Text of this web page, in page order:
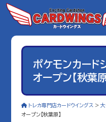
ポケモンカー
オープン【秋葉原
トレカ専門店カードウイングス >
オープン【秋葉原】